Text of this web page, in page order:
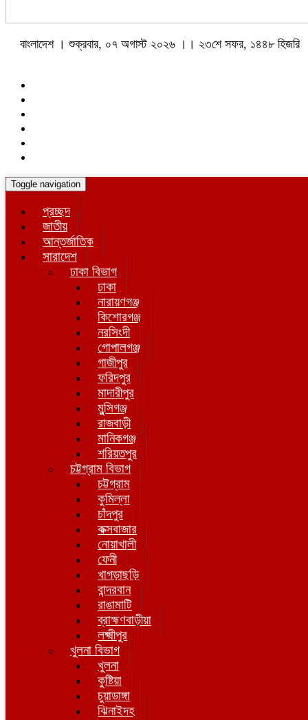
বাংলাদেশ । শুক্রবার, ০৭ অগাস্ট ২০২৬ ।। ২৩শে সফর, ১৪৪৮ হিজরি
Toggle navigation
প্রচ্ছদ
জাতীয়
আন্তর্জাতিক
সারাদেশ
ঢাকা বিভাগ
ঢাকা
নারায়ণগঞ্জ
কিশোরগঞ্জ
নরসিংদী
গোপালগঞ্জ
গাজীপুর
ফরিদপুর
মাদারীপুর
মুন্সিগঞ্জ
রাজবাড়ী
মানিকগঞ্জ
শরিয়তপুর
চট্টগ্রাম বিভাগ
চট্টগ্রাম
কুমিল্লা
চাঁদপুর
কক্সবাজার
নোয়াখালী
ফেনী
খাগড়াছড়ি
বান্দরবান
রাঙামাটি
ব্রাহ্মণবাড়ীয়া
লক্ষ্মীপুর
খুলনা বিভাগ
খুলনা
কুষ্টিয়া
চুয়াডাঙ্গা
ঝিনাইদহ